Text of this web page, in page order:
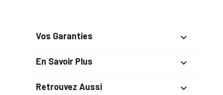
Vos Garanties 
En Savoir Plus 
Retrouvez Aussi 